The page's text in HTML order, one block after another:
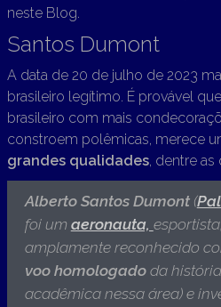
neste Blog.
Santos Dumont
A data de 20 de julho de 2023
brasileiro legítimo. É provável
brasileiro com mais
constroem polêmicas, merece
grandes qualidades, dentre as
Alberto Santos Dumont(
foi um aeronauta,
amplamente reconhecido
voo homologadoda
acadêmica nessa área) e